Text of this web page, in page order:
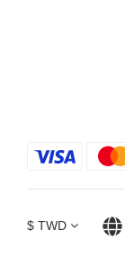
$ TWD